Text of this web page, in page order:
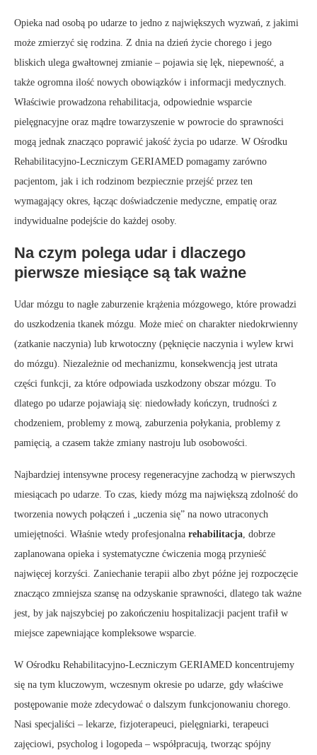
Opieka nad osobą po udarze to jedno z największych wyzwań, z jakimi
może zmierzyć się rodzina. Z dnia na dzień życie chorego i jego
bliskich ulega gwałtownej zmianie – pojawia się lęk, niepewność, a
także ogromna ilość nowych obowiązków i informacji medycznych.
Właściwie prowadzona rehabilitacja, odpowiednie wsparcie
pielęgnacyjne oraz mądre towarzyszenie w powrocie do sprawności
mogą jednak znacząco poprawić jakość życia po udarze. W Ośrodku
Rehabilitacyjno-Leczniczym GERIAMED pomagamy zarówno
pacjentom, jak i ich rodzinom bezpiecznie przejść przez ten
wymagający okres, łącząc doświadczenie medyczne, empatię oraz
indywidualne podejście do każdej osoby.
Na czym polega udar i dlaczego
pierwsze miesiące są tak ważne
Udar mózgu to nagłe zaburzenie krążenia mózgowego, które prowadzi
do uszkodzenia tkanek mózgu. Może mieć on charakter niedokrwienny
(zatkanie naczynia) lub krwotoczny (pęknięcie naczynia i wylew krwi
do mózgu). Niezależnie od mechanizmu, konsekwencją jest utrata
części funkcji, za które odpowiada uszkodzony obszar mózgu. To
dlatego po udarze pojawiają się: niedowłady kończyn, trudności z
chodzeniem, problemy z mową, zaburzenia połykania, problemy z
pamięcią, a czasem także zmiany nastroju lub osobowości.
Najbardziej intensywne procesy regeneracyjne zachodzą w pierwszych
miesiącach po udarze. To czas, kiedy mózg ma największą zdolność do
tworzenia nowych połączeń i „uczenia się” na nowo utraconych
umiejętności. Właśnie wtedy profesjonalna rehabilitacja, dobrze
zaplanowana opieka i systematyczne ćwiczenia mogą przynieść
najwięcej korzyści. Zaniechanie terapii albo zbyt późne jej rozpoczęcie
znacząco zmniejsza szansę na odzyskanie sprawności, dlatego tak ważne
jest, by jak najszybciej po zakończeniu hospitalizacji pacjent trafił w
miejsce zapewniające kompleksowe wsparcie.
W Ośrodku Rehabilitacyjno-Leczniczym GERIAMED koncentrujemy
się na tym kluczowym, wczesnym okresie po udarze, gdy właściwe
postępowanie może zdecydować o dalszym funkcjonowaniu chorego.
Nasi specjaliści – lekarze, fizjoterapeuci, pielęgniarki, terapeuci
zajęciowi, psycholog i logopeda – współpracują, tworząc spójny